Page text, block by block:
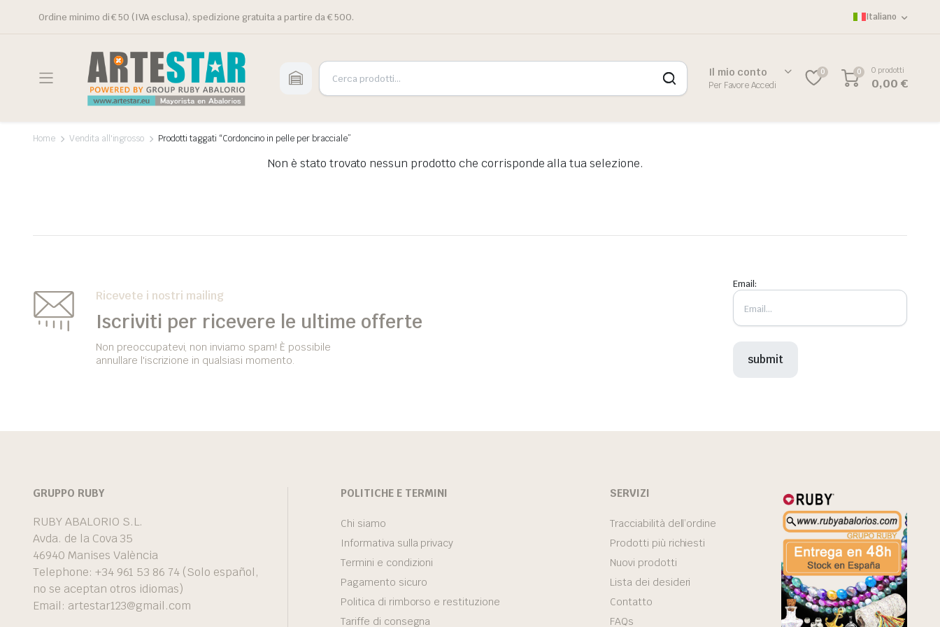
Ordine minimo di € 50 (IVA esclusa), spedizione gratuita a partire da € 500. Italiano
Il mio conto
Per Favore Accedi
0 0 0 prodotti
0,00€
Home Vendita all'ingrosso Prodotti taggati “Cordoncino in pelle per bracciale”
Non è stato trovato nessun prodotto che corrisponde alla tua selezione.
Ricevete i nostri mailing
Iscriviti per ricevere le ultime offerte
Non preoccupatevi, non inviamo spam! È possibile
annullare l'iscrizione in qualsiasi momento.
Email:
GRUPPO RUBY
RUBY ABALORIO S.L.
Avda. de la Cova 35
46940 Manises València
Telephone: +34 961 53 86 74 (Solo español,
no se aceptan otros idiomas)
Email: artestar123@gmail.com
POLITICHE E TERMINI
Chi siamo
Informativa sulla privacy
Termini e condizioni
Pagamento sicuro
Politica di rimborso e restituzione
Tariffe di consegna
SERVIZI
Tracciabilità dell’ordine
Prodotti più richiesti
Nuovi prodotti
Lista dei desideri
Contatto
FAQs